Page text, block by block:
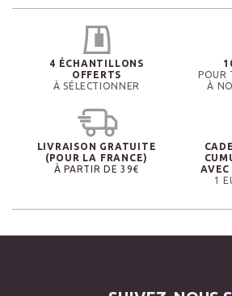
4 ÉCHANTILLONS
OFFERTS
À SÉLECTIONNER
POUR
À
LIVRAISON GRATUITE
(POUR LA FRANCE)
À PARTIR DE 39€
AVEC
1